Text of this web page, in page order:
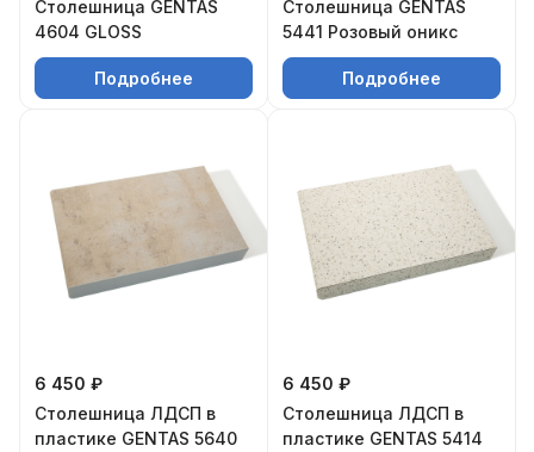
Столешница GENTAS
4604 GLOSS
Подробнее
Столешница GENTAS
5441 Розовый оникс
Подробнее
6 450 ₽
Столешница ЛДСП в
пластике GENTAS 5640
6 450 ₽
Столешница ЛДСП в
пластике GENTAS 5414